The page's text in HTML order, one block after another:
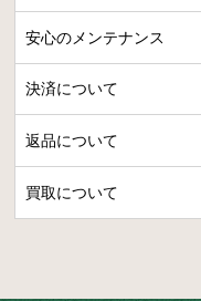
安心のメンテナンス
決済について
返品について
買取について